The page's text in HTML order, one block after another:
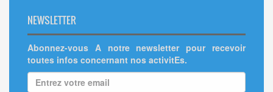
NEWSLETTER
Abonnez-vous A notre newsletter pour recevoir
toutes infos concernant nos activitEs.